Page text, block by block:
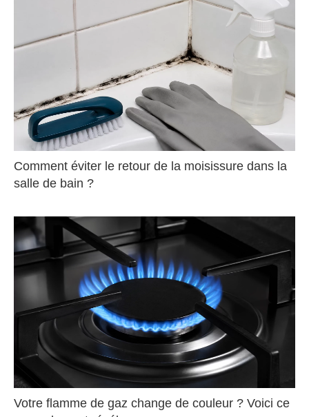
Comment éviter le retour de la moisissure dans la
salle de bain ?
Votre flamme de gaz change de couleur ? Voici ce